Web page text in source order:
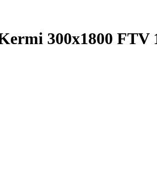
300х1800 FTV